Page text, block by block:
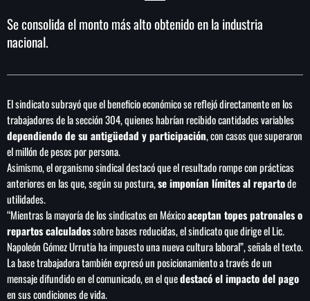
Se consolida el monto más alto obtenido en la industria
nacional.
El sindicato subrayó que el beneficio económico se reflejó directamente en los
trabajadores de la sección 304, quienes habrían recibido cantidades variables
dependiendo de su antigüedad y participación, con casos que superaron
el millón de pesos por persona.
Asimismo, el organismo sindical destacó que el resultado rompe con prácticas
anteriores en las que, según su postura,se imponían límites al repartode
utilidades.
“Mientras la mayoría de los sindicatos en Méxicoaceptan topes patronales o
repartos calculadossobre bases reducidas, el sindicato que dirige el Lic.
Napoleón Gómez Urrutia ha impuesto una nueva cultura laboral”, señala el texto.
La base trabajadora también expresó un posicionamiento a través de un
mensaje difundido en el comunicado, en el quedestacó el impacto del pago
en sus condiciones de vida.